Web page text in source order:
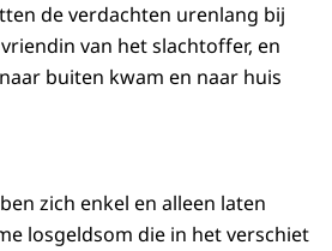
de verdachten urenlang bij
van het slachtoffer, en
buiten kwam en naar huis
zich enkel en alleen laten
losgeldsom die in het verschiet